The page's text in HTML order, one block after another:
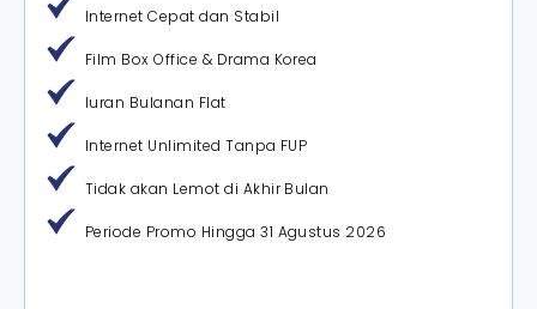
Internet Cepat dan Stabil
Film Box Office & Drama Korea
Iuran Bulanan Flat
Internet Unlimited Tanpa FUP
Tidak akan Lemot di Akhir Bulan
Periode Promo Hingga 31 Agustus 2026